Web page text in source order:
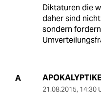
Diktaturen die
daher sind
sondern
A
21.08.2015, 14:30